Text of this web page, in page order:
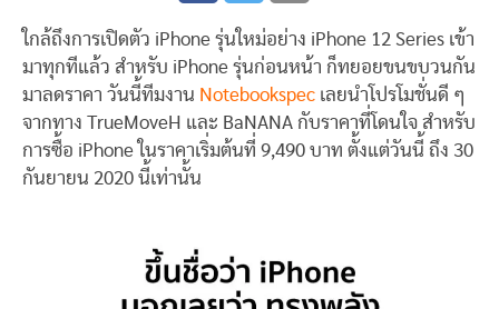
ใกล้ถึงการเปิดตัว iPhone รุ่นใหม่อย่าง iPhone 12 Series เข้า
มาทุกทีแล้ว สำหรับ iPhone รุ่นก่อนหน้า ก็ทยอยขนขบวนกัน
มาลดราคา วันนี้ทีมงาน Notebookspec เลยนำโปรโมชั่นดี ๆ
จากทาง TrueMoveH และ BaNANA กับราคาที่โดนใจ สำหรับ
การซื้อ iPhone ในราคาเริ่มต้นที่ 9,490 บาท ตั้งแต่วันนี้ ถึง 30
กันยายน 2020 นี้เท่านั้น